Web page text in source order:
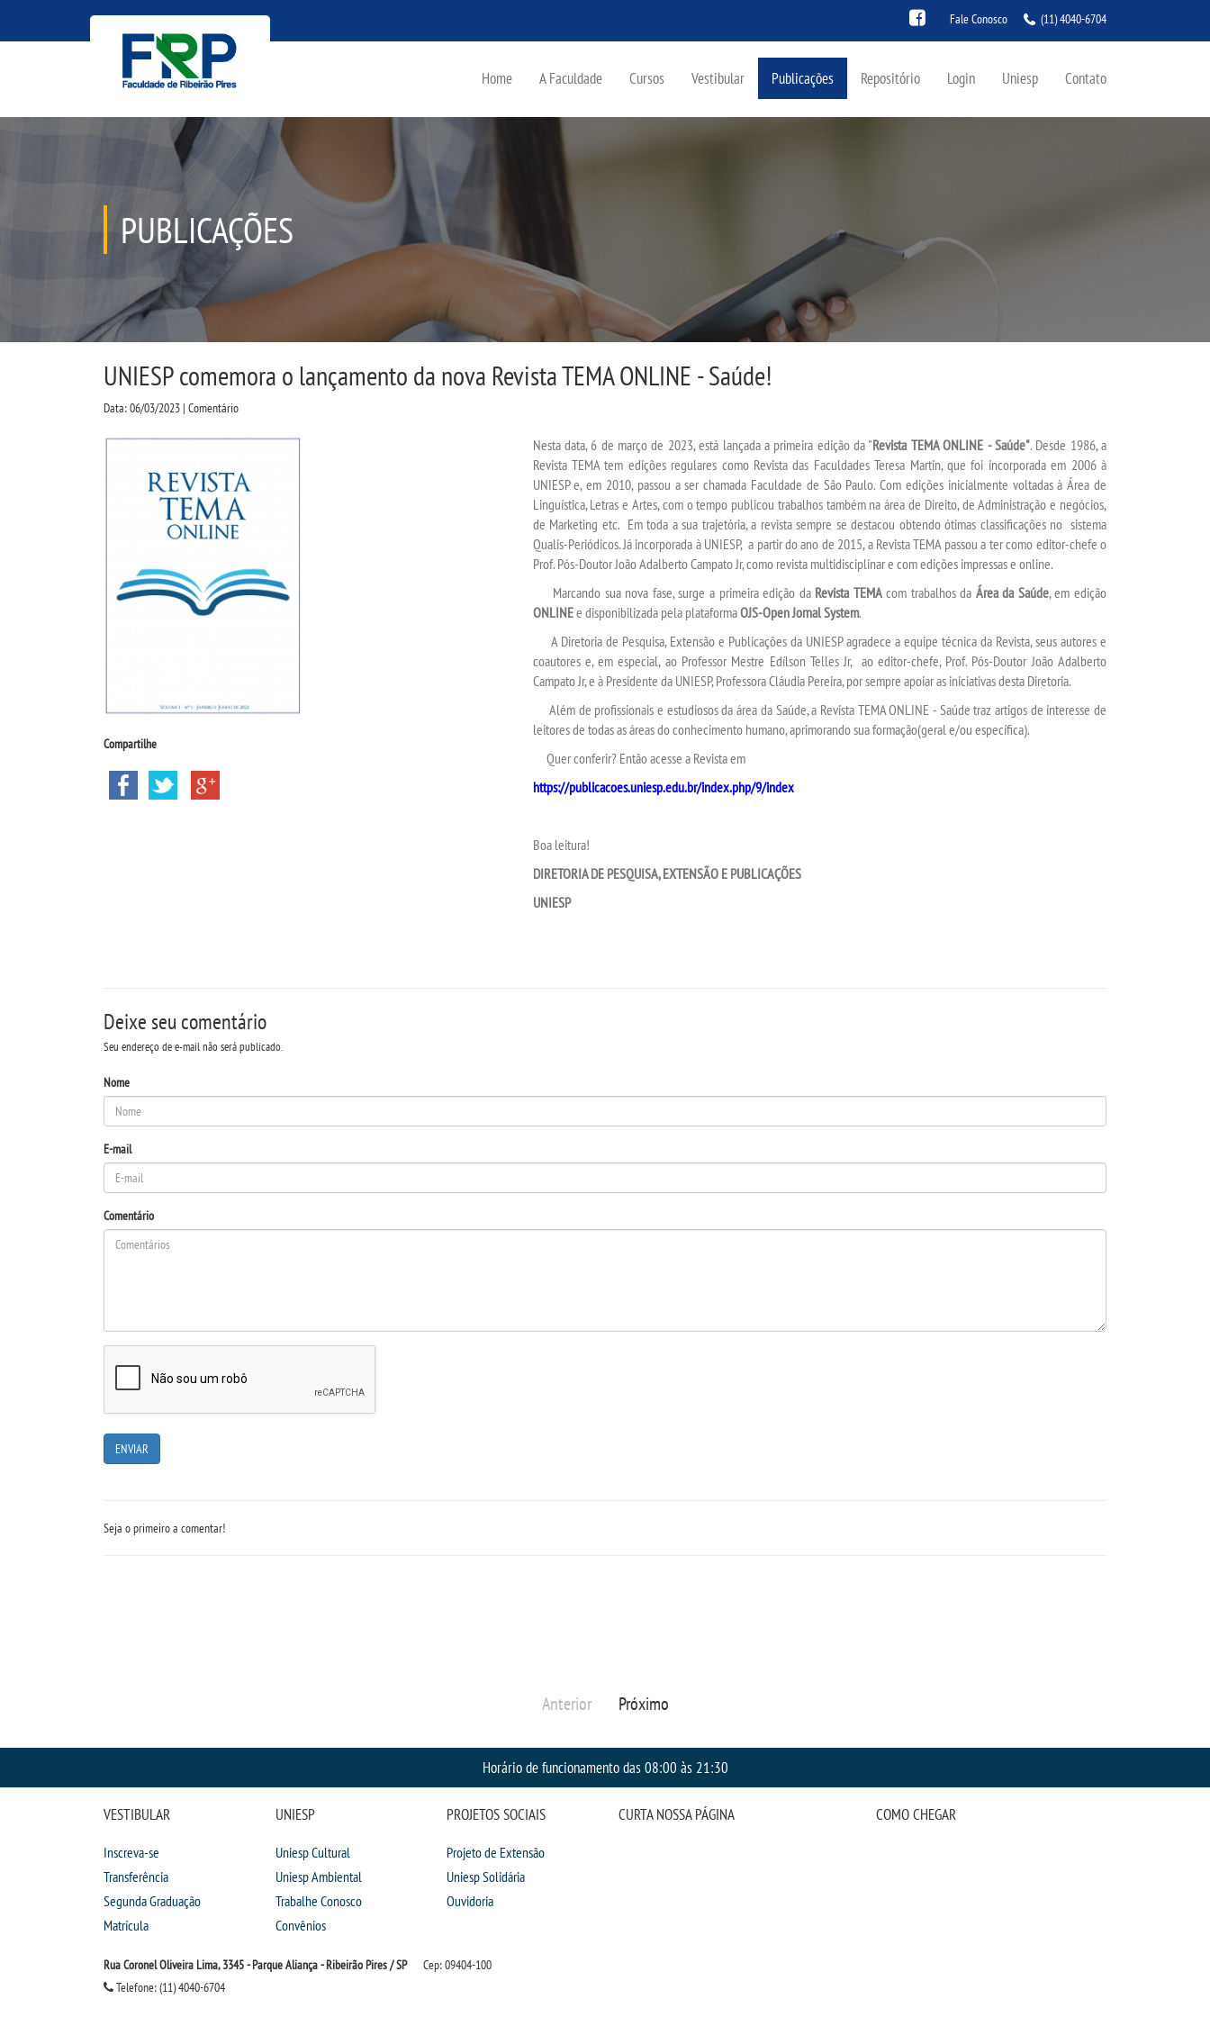
Fale Conosco (11) 4040-6704
Home A Faculdade Cursos Vestibular Publicações Repositório Login Uniesp Contato
PUBLICAÇÕES
UNIESP comemora o lançamento da nova Revista TEMA ONLINE - Saúde!
Data: 06/03/2023 | Comentário
Compartilhe
Nesta data, 6 de março de 2023, está lançada a primeira edição da "Revista TEMA ONLINE - Saúde". Desde 1986, a
Revista TEMA tem edições regulares como Revista das Faculdades Teresa Martin, que foi incorporada em 2006 à
UNIESP e, em 2010, passou a ser chamada Faculdade de São Paulo. Com edições inicialmente voltadas à Área de
Linguística, Letras e Artes, com o tempo publicou trabalhos também na área de Direito, de Administração e negócios,
de Marketing etc. Em toda a sua trajetória, a revista sempre se destacou obtendo ótimas classificações no sistema
Qualis-Periódicos. Já incorporada à UNIESP, a partir do ano de 2015, a Revista TEMA passou a ter como editor-chefe o
Prof. Pós-Doutor João Adalberto Campato Jr, como revista multidisciplinar e com edições impressas e online.
Marcando sua nova fase, surge a primeira edição da Revista TEMAcom trabalhos da Área da Saúde, em edição
ONLINEe disponibilizada pela plataformaOJS-Open Jornal System.
A Diretoria de Pesquisa, Extensão e Publicações da UNIESP agradece a equipe técnica da Revista, seus autores e
coautores e, em especial, ao Professor Mestre Edílson Telles Jr, ao editor-chefe, Prof. Pós-Doutor João Adalberto
Campato Jr, e à Presidente da UNIESP, Professora Cláudia Pereira, por sempre apoiar as iniciativas desta Diretoria.
Além de profissionais e estudiosos da área da Saúde, a Revista TEMA ONLINE - Saúde traz artigos de interesse de
leitores de todas as áreas do conhecimento humano, aprimorando sua formação(geral e/ou específica).
Quer conferir? Então acesse a Revista em
https://publicacoes.uniesp.edu.br/index.php/9/index
Boa leitura!
DIRETORIA DE PESQUISA, EXTENSÃO E PUBLICAÇÕES
UNIESP
Deixe seu comentário
Seu endereço de e-mail não será publicado.
Nome
E-mail
Comentário
Seja o primeiro a comentar!
Anterior Próximo
Horário de funcionamento das 08:00 às 21:30
VESTIBULAR
Inscreva-se
Transferência
Segunda Graduação
Matrícula
UNIESP
Uniesp Cultural
Uniesp Ambiental
Trabalhe Conosco
Convênios
PROJETOS SOCIAIS
Projeto de Extensão
Uniesp Solidária
Ouvidoria
Rua Coronel Oliveira Lima, 3345 - Parque Aliança - Ribeirão Pires / SP
Cep: 09404-100
Telefone: (11) 4040-6704
CURTA NOSSA PÁGINA COMO CHEGAR